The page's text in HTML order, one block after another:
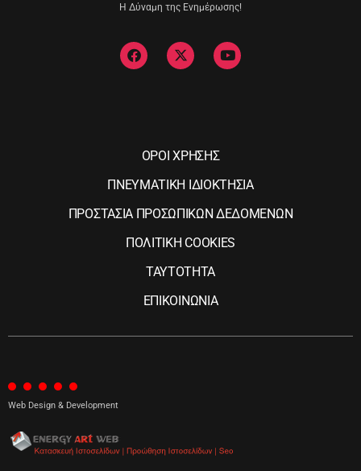
Η Δύναμη της Ενημέρωσης!
ΟΡΟΙ ΧΡΗΣΗΣ
ΠΝΕΥΜΑΤΙΚΗ ΙΔΙΟΚΤΗΣΙΑ
ΠΡΟΣΤΑΣΙΑ ΠΡΟΣΩΠΙΚΩΝ ΔΕΔΟΜΕΝΩΝ
ΠΟΛΙΤΙΚΗ COOKIES
ΤΑΥΤΟΤΗΤΑ
ΕΠΙΚΟΙΝΩΝΙΑ
Web Design & Development